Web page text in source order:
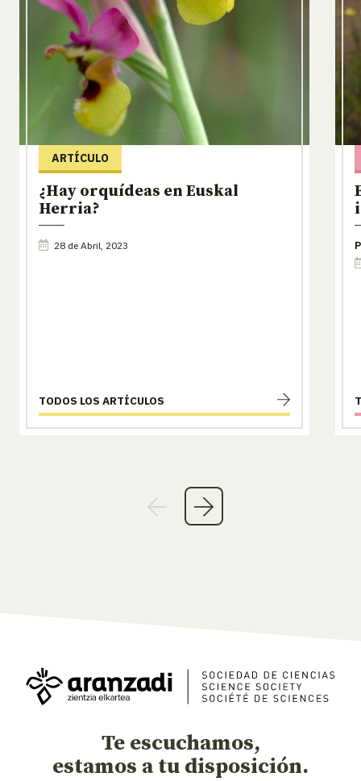
ARTÍCULO
¿Hay orquídeas en Euskal
Herria?
28 de Abril, 2023
TODOS LOS ARTÍCULOS
Te escuchamos,
estamos a tu disposición.